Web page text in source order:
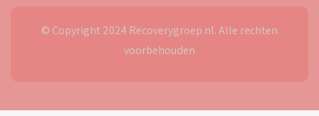
© Copyright 2024 Recoverygroep.nl. Alle rechten
voorbehouden